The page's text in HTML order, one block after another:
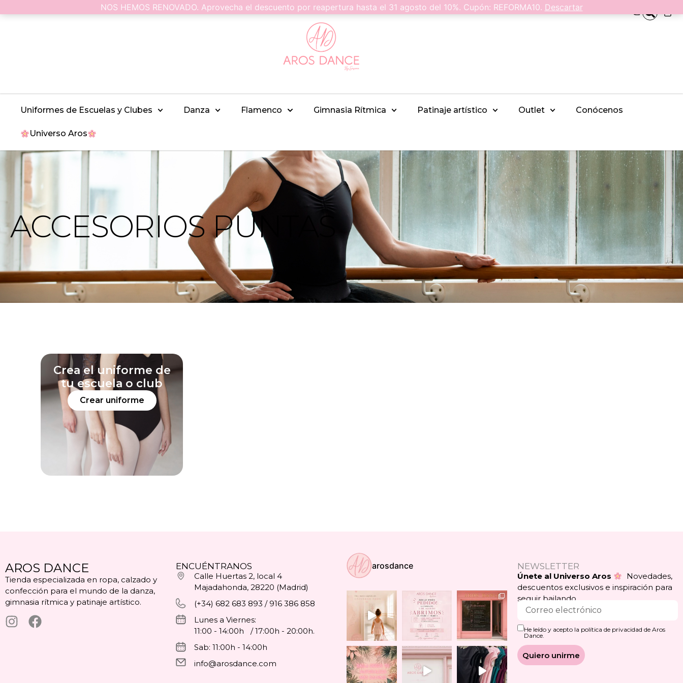
NOS HEMOS RENOVADO. Aprovecha el descuento por reapertura hasta el 31 agosto del 10%. Cupón: REFORMA10. Descartar
Uniformes de Escuelas y Clubes Danza Flamenco Gimnasia Rítmica Patinaje artístico Outlet Conócenos
Universo Aros
ACCESORIOS PUNTAS
Crea el uniforme de
tu escuela o club
Crear uniforme
AROS DANCE
Tienda especializada en ropa, calzado y
confección para el mundo de la danza,
gimnasia rítmica y patinaje artístico.
ENCUÉNTRANOS
Calle Huertas 2, local 4
Majadahonda, 28220 (Madrid)
(+34) 682 683 893 / 916 386 858
Lunes a Viernes:
11:00 - 14:00h / 17:00h - 20:00h.
Sab: 11:00h - 14:00h
info@arosdance.com
arosdance NEWSLETTER
Únete al Universo Aros
Novedades,
descuentos exclusivos e inspiración para
seguir bailando.
He leído y acepto la política de privacidad de Aros
Dance.
Quiero unirme